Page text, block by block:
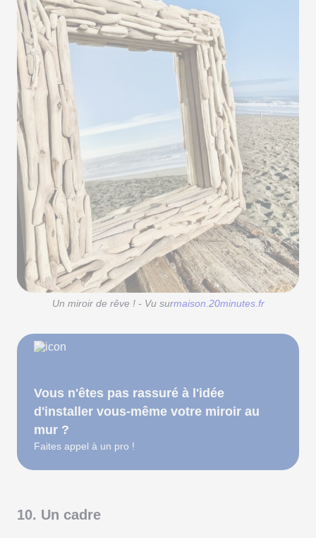
Un miroir de rêve ! - Vu surmaison.20minutes.fr
Vous n'êtes pas rassuré à l'idée
d'installer vous-même votre miroir au
mur ?
Faites appel à un pro !
10. Un cadre